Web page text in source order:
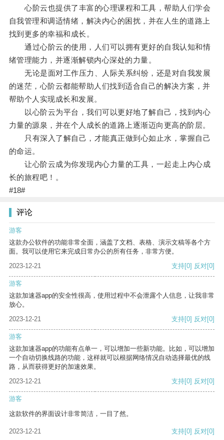
心阶云也提供了丰富的心理课程和工具，帮助人们学会
自我管理和调适情绪，解决内心的困扰，并在人生的道路上
找到更多的幸福和成长。
通过心阶云的使用，人们可以拥有更好的自我认知和情
绪管理能力，并逐渐解锁内心深处的力量。
无论是面对工作压力、人际关系纠纷，还是对自我发展
的迷茫，心阶云都能帮助人们找到适合自己的解决方案，并
帮助个人实现成长和发展。
以心阶云为平台，我们可以更好地了解自己，找到内心
力量的源泉，并在个人成长的道路上逐渐迈向更高的阶层。
只有深入了解自己，才能真正做到心如止水，掌握自己
的命运。
让心阶云成为你发现内心力量的工具，一起走上内心成
长的旅程吧！。
#18#
评论
游客
这款办公软件的功能非常全面，涵盖了文档、表格、演示文稿等各个方
面。我可以使用它来完成日常办公的所有任务，非常方便。
2023-12-21
支持[0] 反对[0]
游客
这款加速器app的安全性很高，使用过程中不会泄露个人信息，让我非常
放心。
2023-12-21
支持[0] 反对[0]
游客
这款加速器app的功能有点单一，可以增加一些新功能。比如，可以增加
一个自动切换线路的功能，这样就可以根据网络情况自动选择最优的线
路，从而获得更好的加速效果。
2023-12-21
支持[0] 反对[0]
游客
这款软件的界面设计非常简洁，一目了然。
2023-12-21 支持[0] 反对[0]